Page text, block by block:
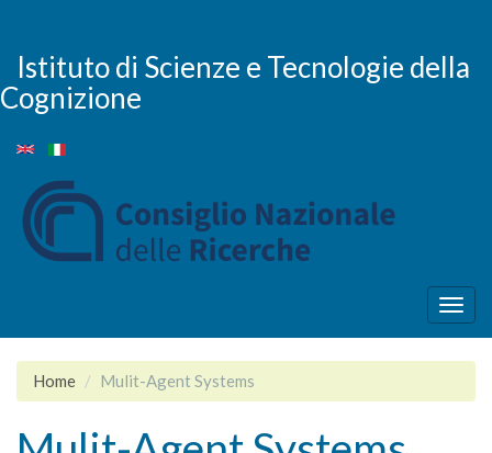
main
content
Istituto di Scienze e Tecnologie della
Cognizione
Home Mulit-Agent Systems